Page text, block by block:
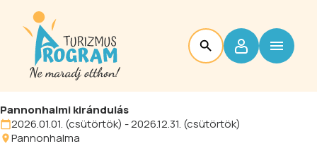
Pannonhalmi kirándulás
2026.01.01. (csütörtök) - 2026.12.31. (csütörtök)
Pannonhalma